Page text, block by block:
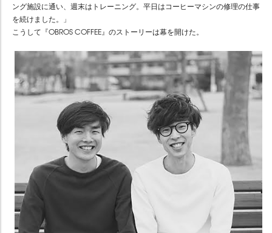
ング施設に通い、週末はトレーニング。平日はコーヒーマシンの修理の仕事
を続けました。」
こうして『OBROS COFFEE』のストーリーは幕を開けた。